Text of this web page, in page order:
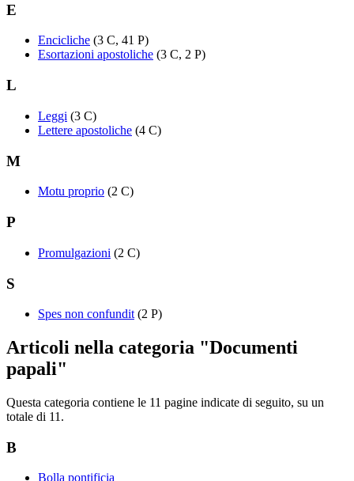
E
Encicliche (3 C, 41 P)
Esortazioni apostoliche (3 C, 2 P)
L
Leggi (3 C)
Lettere apostoliche (4 C)
M
Motu proprio (2 C)
P
Promulgazioni (2 C)
S
Spes non confundit (2 P)
Articoli nella categoria "Documenti
papali"
Questa categoria contiene le 11 pagine indicate di seguito, su un
totale di 11.
B
Bolla pontificia